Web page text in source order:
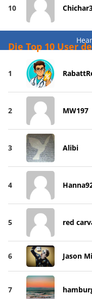
10
Die Top 10 User
1
2 MW197
3 Alibi
4
5 red
6 Jason
7